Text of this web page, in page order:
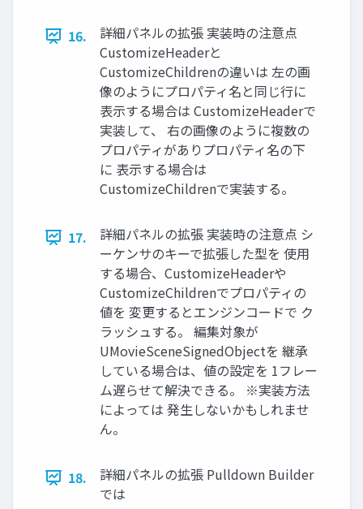
16.
詳細パネルの拡張 実装時の注意点
CustomizeHeaderと
CustomizeChildrenの違いは 左の画
像のようにプロパティ名と同じ行に
表示する場合は CustomizeHeaderで
実装して、 右の画像のように複数の
プロパティがありプロパティ名の下
に 表示する場合は
CustomizeChildrenで実装する。
17.
詳細パネルの拡張 実装時の注意点 シ
ーケンサのキーで拡張した型を 使用
する場合、CustomizeHeaderや
CustomizeChildrenでプロパティの
値を 変更するとエンジンコードで ク
ラッシュする。 編集対象が
UMovieSceneSignedObjectを 継承
している場合は、値の設定を 1フレー
ム遅らせて解決できる。 ※実装方法
によっては 発生しないかもしれませ
ん。
18.
詳細パネルの拡張 Pulldown Builder
では